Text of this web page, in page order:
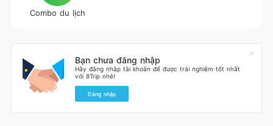
Combo du lịch
Bạn chưa đăng nhập
Hãy đăng nhập tài khoản để được trải nghiệm tốt nhất
với 8Trip nhé!
Đăng nhập